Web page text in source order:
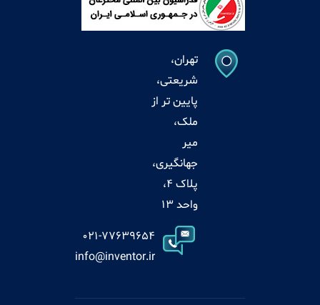
تهران،
شریعتی،
پایین تر از
ملک،
میر
جهانگیری،
پلاک 4،
واحد 13
021-77639654
info@inventor.ir